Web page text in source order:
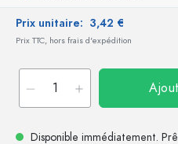
Prix unitaire: 3,42 €
Prix TTC, hors frais d'expédition
Disponible immédiatement.